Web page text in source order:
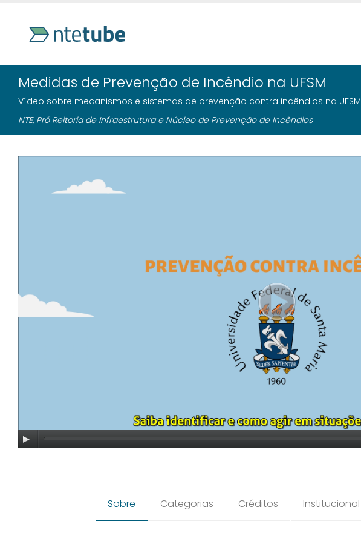
Medidas de Prevenção de Incêndio na UFSM
Vídeo sobre mecanismos e sistemas de prevenção contra incêndios na UFSM
NTE, Pró Reitoria de Infraestrutura e Núcleo de Prevenção de Incêndios
Sobre Categorias Créditos Institucional